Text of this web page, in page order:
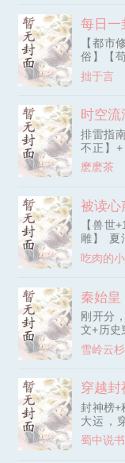
三天：
未来古
大唐建
带来了
无比的
留学一
哉妙哉
变好的
点，我
每日一
【都市
俗】【
女警、
妖除魔
个，十
生继承
令】，
牵扯着
拙于言
时空流
排雷指
不正】
CP】
女人的
人文，
平行世
的系统
扔出来
麽麽茶
被读心
【兽世
雕】 夏
后，穿
情花毒
内心疯
命的事
这种卑
她求生
吃肉的
秦始皇
刚开分
文+历史
扔回秦
一台时
葛亮开
夏历史
系建立
霍去病
雪岭云杉
穿越封
封神榜+
大运，
掉，关
对方自
蜀中说